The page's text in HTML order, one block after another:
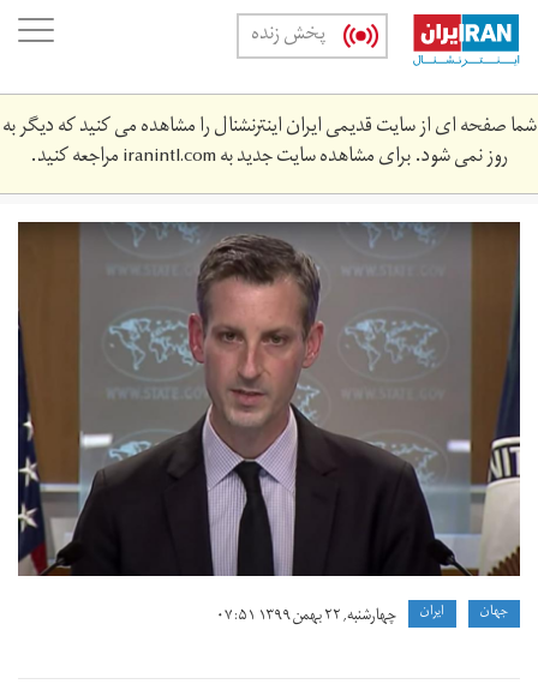
Skip
main
content
پخش زنده
شما صفحه ای از سایت قدیمی ایران اینترنشنال را مشاهده می کنید که دیگر به
روز نمی شود. برای مشاهده سایت جدید بهiranintl.comمراجعه کنید.
photo_2021-
02-
09_19.‎03.‎45.jpeg
جهان ايران چهارشنبه, ۲۲ بهمن ۱۳۹۹ ۰۷:۵۱